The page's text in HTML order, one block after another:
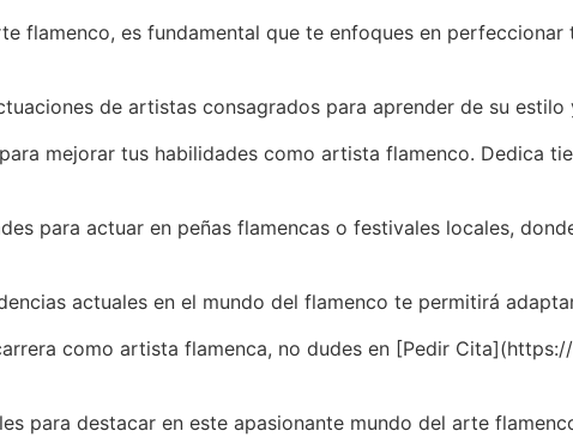
flamenco, es fundamental que te enfoques en
de artistas consagrados para aprender de su estilo
mejorar tus habilidades como artista flamenco. Dedica
para actuar en peñas flamencas o festivales locales,
actuales en el mundo del flamenco te permitirá
como artista flamenca, no dudes en [Pedir
para destacar en este apasionante mundo del arte